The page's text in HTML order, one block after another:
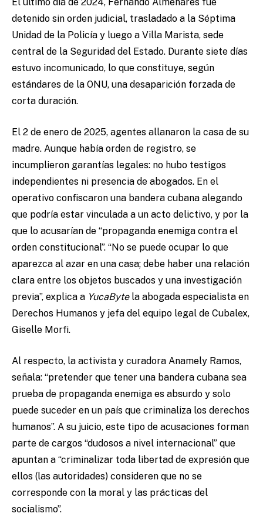
detenido sin orden judicial, trasladado a la Séptima
Unidad de la Policía y luego a Villa Marista, sede
central de la Seguridad del Estado. Durante siete días
estuvo incomunicado, lo que constituye, según
estándares de la ONU, una desaparición forzada de
corta duración.
El 2 de enero de 2025, agentes allanaron la casa de su
madre. Aunque había orden de registro, se
incumplieron garantías legales: no hubo testigos
independientes ni presencia de abogados. En el
operativo confiscaron una bandera cubana alegando
que podría estar vinculada a un acto delictivo, y por la
que lo acusarían de “propaganda enemiga contra el
orden constitucional”. “No se puede ocupar lo que
aparezca al azar en una casa; debe haber una relación
clara entre los objetos buscados y una investigación
previa”, explica a YucaBytela abogada especialista en
Derechos Humanos y jefa del equipo legal de Cubalex,
Giselle Morfi.
Al respecto, la activista y curadora Anamely Ramos,
señala: “pretender que tener una bandera cubana sea
prueba de propaganda enemiga es absurdo y solo
puede suceder en un país que criminaliza los derechos
humanos”. A su juicio, este tipo de acusaciones forman
parte de cargos “dudosos a nivel internacional” que
apuntan a “criminalizar toda libertad de expresión que
ellos (las autoridades) consideren que no se
corresponde con la moral y las prácticas del
socialismo”.